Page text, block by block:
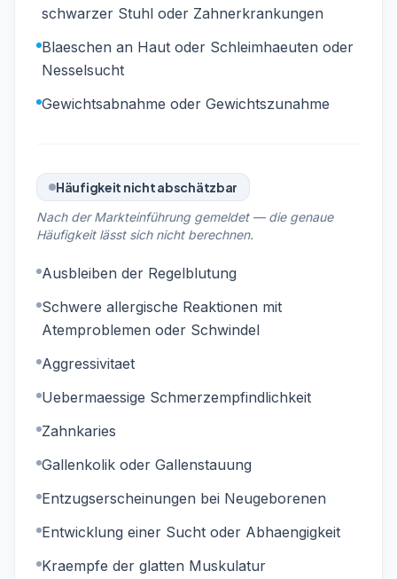
schwarzer Stuhl oder Zahnerkrankungen
Blaeschen an Haut oder Schleimhaeuten oder
Nesselsucht
Gewichtsabnahme oder Gewichtszunahme
Häufigkeit nicht abschätzbar
Nach der Markteinführung gemeldet — die genaue
Häufigkeit lässt sich nicht berechnen.
Ausbleiben der Regelblutung
Schwere allergische Reaktionen mit
Atemproblemen oder Schwindel
Aggressivitaet
Uebermaessige Schmerzempfindlichkeit
Zahnkaries
Gallenkolik oder Gallenstauung
Entzugserscheinungen bei Neugeborenen
Entwicklung einer Sucht oder Abhaengigkeit
Kraempfe der glatten Muskulatur